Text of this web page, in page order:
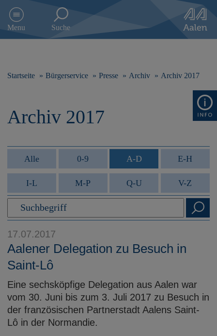
e
h
p
Menu Suche
Startseite Bürgerservice Presse Archiv Archiv 2017
Archiv 2017
Alle 0-9 A-D E-H
I-L M-P Q-U V-Z
17.07.2017
Aalener Delegation zu Besuch in
Saint-Lô
Eine sechsköpfige Delegation aus Aalen war
vom 30. Juni bis zum 3. Juli 2017 zu Besuch in
der französischen Partnerstadt Aalens Saint-
Lô in der Normandie.